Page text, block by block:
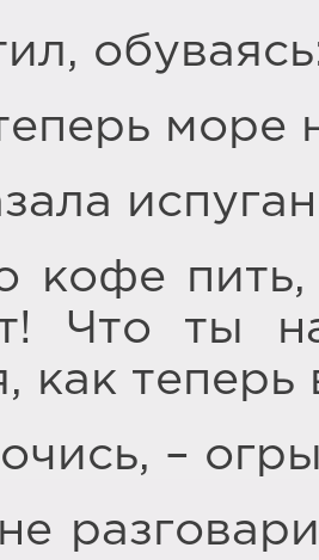
море
кофе пить,
Что ты
как
–